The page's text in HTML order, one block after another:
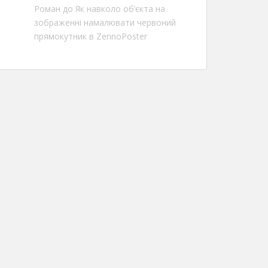
Роман до Як навколо об’єкта на
зображенні намалювати червоний
прямокутник в ZennoPoster